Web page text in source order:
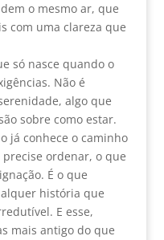
o mesmo ar, que
com uma clareza que
só nasce quando o
Não é
algo que
sobre como estar.
já conhece o caminho
ordenar, o que
É o que
história que
E esse,
mais antigo do que